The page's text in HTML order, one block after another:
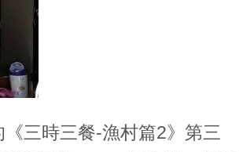
三時三餐-漁村篇2》第三